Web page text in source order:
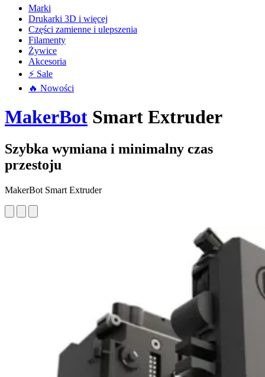
Marki
Drukarki 3D i więcej
Części zamienne i ulepszenia
Filamenty
Żywice
Akcesoria
⚡ Sale
🔥 Nowości
MakerBot Smart Extruder
Szybka wymiana i minimalny czas
przestoju
MakerBot Smart Extruder